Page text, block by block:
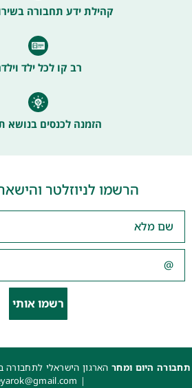
קהילת ידע תחבורה
רב קו לכל ילד
הזמנה לכנסים בנושא
הרשמו לניוזלטר
רשמו אותי
תחבורה היום ומחרהארגון הישראלי
|